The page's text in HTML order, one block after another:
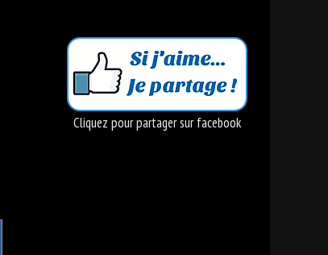
Cliquez pour partager sur facebook